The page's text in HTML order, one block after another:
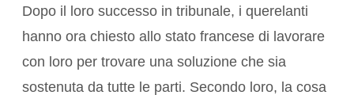
Dopo il loro successo in tribunale, i querelanti
hanno ora chiesto allo stato francese di lavorare
con loro per trovare una soluzione che sia
sostenuta da tutte le parti. Secondo loro, la cosa